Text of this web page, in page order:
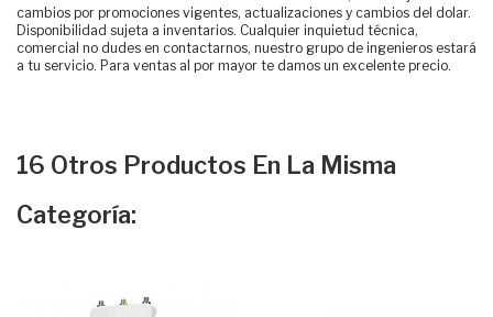
cambios por promociones vigentes, actualizaciones y cambios del dolar.
Disponibilidad sujeta a inventarios. Cualquier inquietud técnica,
comercial no dudes en contactarnos, nuestro grupo de ingenieros estará
a tu servicio. Para ventas al por mayor te damos un excelente precio.
16 Otros Productos En La Misma
Categoría: